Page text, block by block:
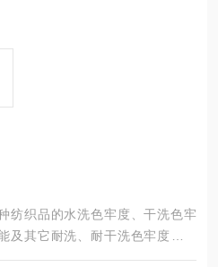
纺织品的水洗色牢度、干洗色牢
及其它耐洗、耐干洗色牢度的试
核染料耐洗色牢度性能的试验。